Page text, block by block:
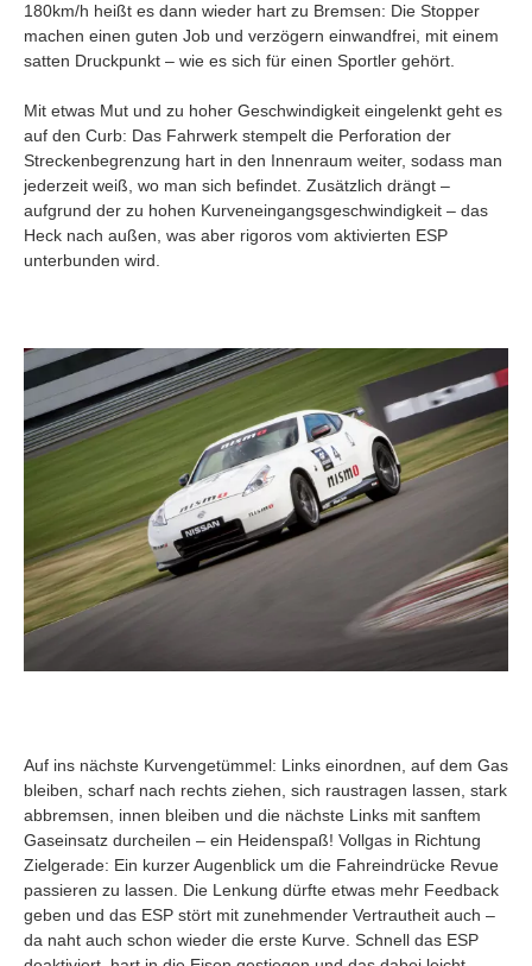
180km/h heißt es dann wieder hart zu Bremsen: Die Stopper
machen einen guten Job und verzögern einwandfrei, mit einem
satten Druckpunkt – wie es sich für einen Sportler gehört.
Mit etwas Mut und zu hoher Geschwindigkeit eingelenkt geht es
auf den Curb: Das Fahrwerk stempelt die Perforation der
Streckenbegrenzung hart in den Innenraum weiter, sodass man
jederzeit weiß, wo man sich befindet. Zusätzlich drängt –
aufgrund der zu hohen Kurveneingangsgeschwindigkeit – das
Heck nach außen, was aber rigoros vom aktivierten ESP
unterbunden wird.
Auf ins nächste Kurvengetümmel: Links einordnen, auf dem Gas
bleiben, scharf nach rechts ziehen, sich raustragen lassen, stark
abbremsen, innen bleiben und die nächste Links mit sanftem
Gaseinsatz durcheilen – ein Heidenspaß! Vollgas in Richtung
Zielgerade: Ein kurzer Augenblick um die Fahreindrücke Revue
passieren zu lassen. Die Lenkung dürfte etwas mehr Feedback
geben und das ESP stört mit zunehmender Vertrautheit auch –
da naht auch schon wieder die erste Kurve. Schnell das ESP